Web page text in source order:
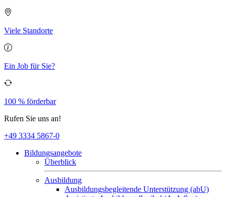
Viele Standorte
Ein Job für Sie?
100 % förderbar
Rufen Sie uns an!
+49 3334 5867-0
Bildungsangebote
Überblick
Ausbildung
Ausbildungsbegleitende Unterstützung (abU)